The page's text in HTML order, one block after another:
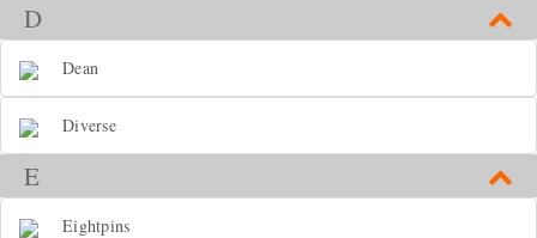
D
Dean
Diverse
E
Eightpins